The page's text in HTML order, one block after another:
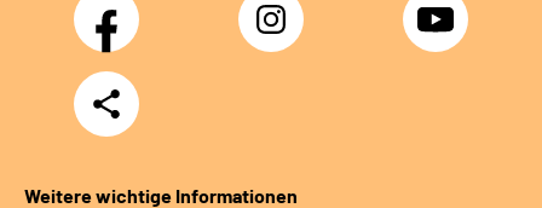
Facebook Instagram YouTube
Teilen
Weitere wichtige Informationen